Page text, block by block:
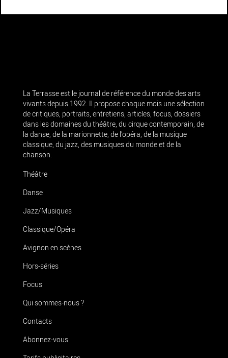
La Terrasse est le journal de référence du monde des arts
vivants depuis 1992. Il propose chaque mois une sélection
de critiques, portraits, entretiens, articles, focus, dossiers
dans les domaines du théâtre, du cirque contemporain, de
la danse, de la marionnette, de l’opéra, de la musique
classique, du jazz, des musiques du monde et de la
chanson.
Théâtre
Danse
Jazz/Musiques
Classique/Opéra
Avignon en scènes
Hors-séries
Focus
Qui sommes-nous ?
Contacts
Abonnez-vous